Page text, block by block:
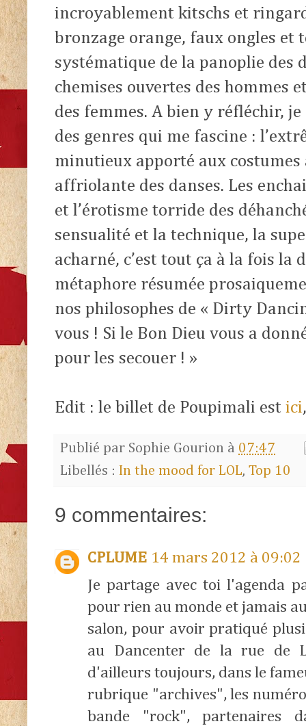
incroyablement kitschs et
bronzage orange, faux ongles et
systématique de la panoplie des
chemises ouvertes des hommes
des femmes. A bien y réfléchir, je
des genres qui me fascine :
minutieux apporté aux costumes
affriolante des danses. Les
et l’érotisme torride des
sensualité et la technique, la
acharné, c’est tout ça à la fois la
métaphore résumée
nos philosophes de « Dirty
vous ! Si le Bon Dieu vous a
pour les secouer ! »
Edit : le billet de Poupimali est ici
Publié par Sophie Gourion à 07:47
Libellés : In the mood for LOL, Top 10
9 commentaires:
CPLUME 14 mars 2012 à 09:02
Je partage avec toi l'agenda
pour rien au monde et jamais
salon, pour avoir pratiqué
au Dancenter de la rue de
d'ailleurs toujours, dans le
rubrique "archives", les
bande "rock", partenaires